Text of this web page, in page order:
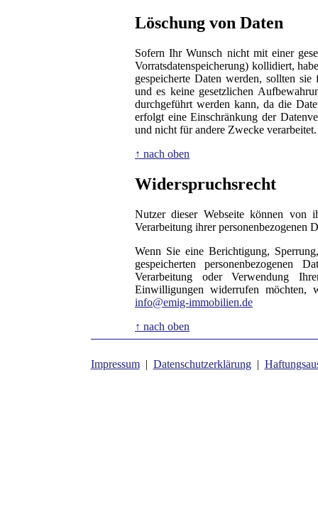
Löschung von Daten
Sofern Ihr Wunsch nicht mit einer
Vorratsdatenspeicherung) kollidiert,
gespeicherte Daten werden, sollten
und es keine gesetzlichen
durchgeführt werden kann, da die
erfolgt eine Einschränkung der
und nicht für andere Zwecke verarbeitet.
↑ nach oben
Widerspruchsrecht
Nutzer dieser Webseite können von
Verarbeitung ihrer personenbezogenen
Wenn Sie eine Berichtigung,
gespeicherten personenbezogenen
Verarbeitung oder Verwendung
Einwilligungen widerrufen möchten,
info@emig-immobilien.de
↑ nach oben
Impressum| Datenschutzerklärung|